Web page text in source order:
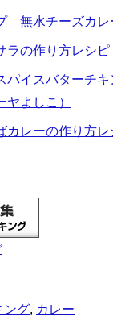
無水チーズカレ
ラの作り方レシピ
パイスバターチ
よしこ）
レーの作り方レ
ング, カレー